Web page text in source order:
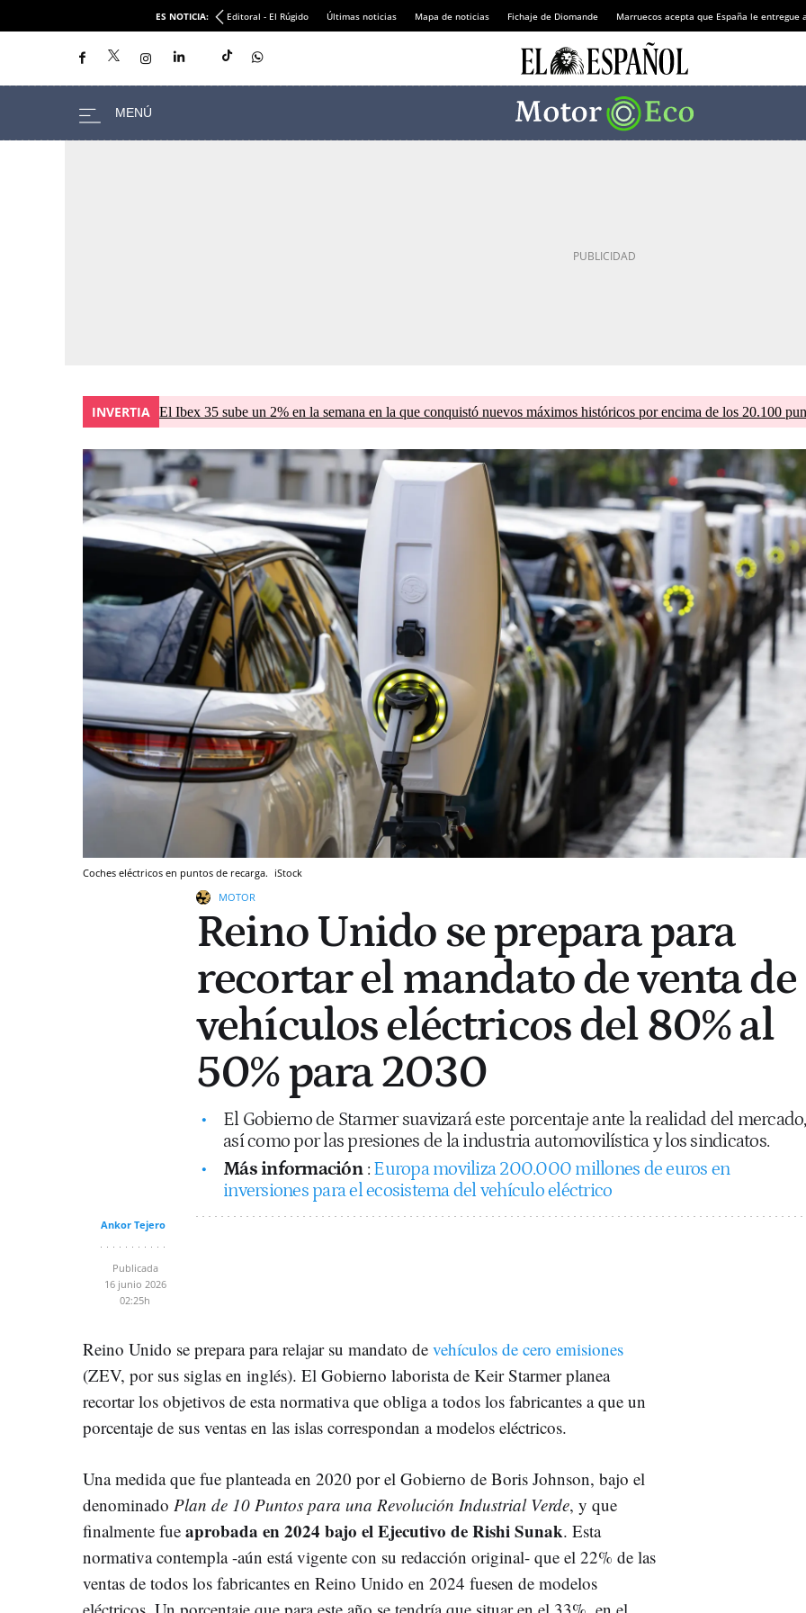
ES NOTICIA: Editoral - El Rúgido Últimas noticias Mapa de noticias Fichaje de Diomande Marruecos acepta que España le entregue
INVERTIA El Ibex 35 sube un 2% en la semana en la que conquistó nuevos máximos históricos por encima de los 20.100
Coches eléctricos en puntos de recarga. iStock
MOTOR
Reino Unido se prepara para
recortar el mandato de venta de
vehículos eléctricos del 80% al
50% para 2030
El Gobierno de Starmer suavizará este porcentaje ante la realidad del mercado,
así como por las presiones de la industria automovilística y los sindicatos.
Más información : Europa moviliza 200.000 millones de euros en
inversiones para el ecosistema del vehículo eléctrico
Ankor Tejero
Publicada
16 junio 2026
02:25h
Reino Unido se prepara para relajar su mandato de vehículos de cero emisiones
(ZEV, por sus siglas en inglés). El Gobierno laborista de Keir Starmer planea
recortar los objetivos de esta normativa que obliga a todos los fabricantes a que un
porcentaje de sus ventas en las islas correspondan a modelos eléctricos.
Una medida que fue planteada en 2020 por el Gobierno de Boris Johnson, bajo el
denominado Plan de 10 Puntos para una Revolución Industrial Verde, y que
finalmente fue aprobada en 2024 bajo el Ejecutivo de Rishi Sunak. Esta
normativa contempla -aún está vigente con su redacción original- que el 22% de las
ventas de todos los fabricantes en Reino Unido en 2024 fuesen de modelos